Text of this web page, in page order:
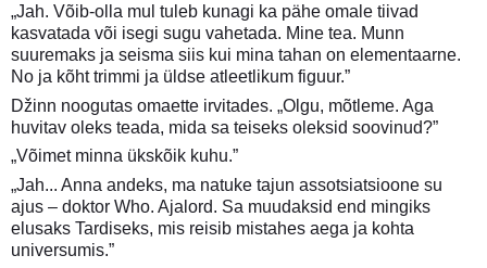
„Jah. Võib-olla mul tuleb kunagi ka pähe omale tiivad
kasvatada või isegi sugu vahetada. Mine tea. Munn
suuremaks ja seisma siis kui mina tahan on elementaarne.
No ja kõht trimmi ja üldse atleetlikum figuur.”
Džinn noogutas omaette irvitades. „Olgu, mõtleme. Aga
huvitav oleks teada, mida sa teiseks oleksid soovinud?”
„Võimet minna ükskõik kuhu.”
„Jah... Anna andeks, ma natuke tajun assotsiatsioone su
ajus – doktor Who. Ajalord. Sa muudaksid end mingiks
elusaks Tardiseks, mis reisib mistahes aega ja kohta
universumis.”